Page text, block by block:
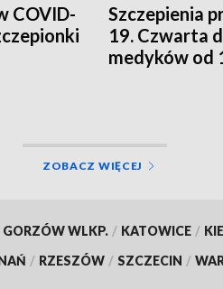
COVID-
Szczepienia
19. Czwarta
medyków od
ZOBACZ WIĘCEJ
GORZÓW WLKP. / KATOWICE /
/ RZESZÓW / SZCZECIN /